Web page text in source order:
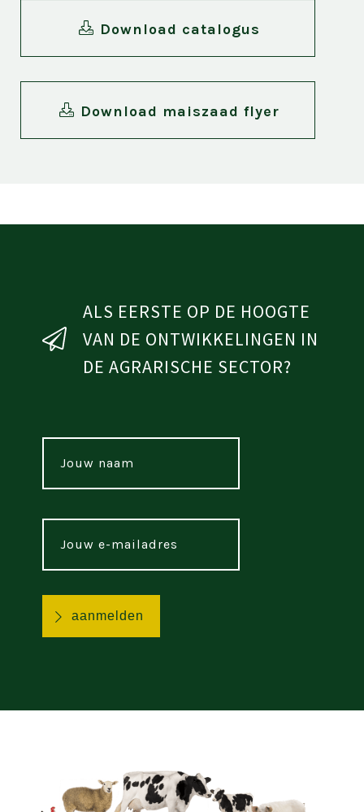
Download catalogus
Download maiszaad flyer
ALS EERSTE OP DE HOOGTE
VAN DE ONTWIKKELINGEN IN
DE AGRARISCHE SECTOR?
naam
*